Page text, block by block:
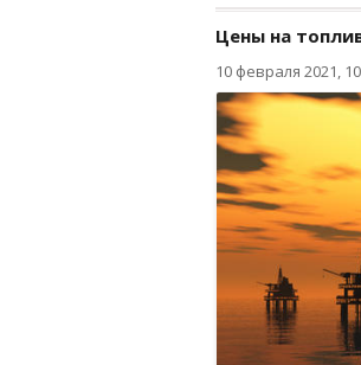
Цены на
10 февраля 2021,